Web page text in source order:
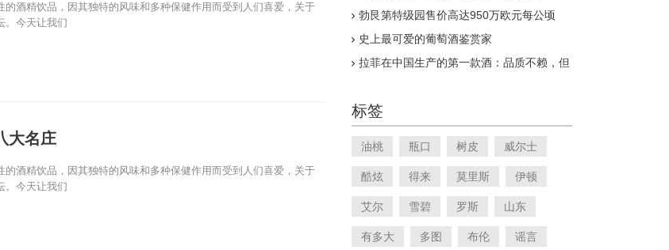
的酒精饮品，因其独特的风味和多种保健作用而受到人们喜爱，关于
。今天让我们
大名庄
的酒精饮品，因其独特的风味和多种保健作用而受到人们喜爱，关于
。今天让我们
勃艮第特级园售价高达950万欧元每公顷
史上最可爱的葡萄酒鉴赏家
拉菲在中国生产的第一款酒：品质不赖，但
标签
油桃 瓶口 树皮 威尔士
酷炫 得来 莫里斯 伊顿
艾尔 雪碧 罗斯 山东
有多大 多图 布伦 谣言